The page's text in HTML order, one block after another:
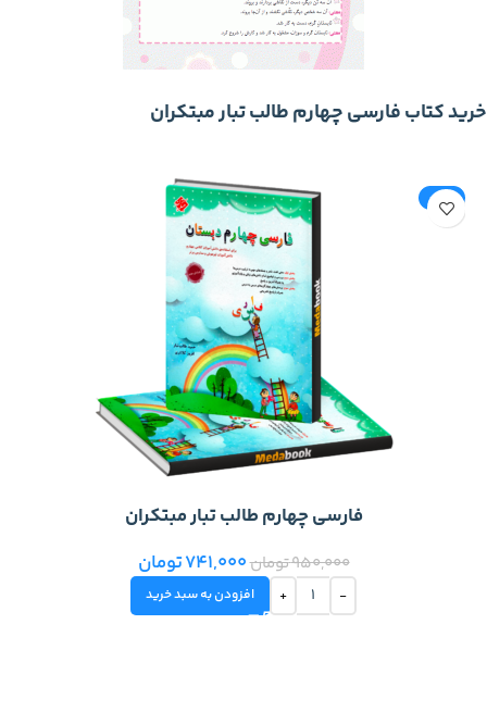
خرید کتاب فارسی چهارم طالب تبار مبتکران
-22%
فارسی چهارم طالب تبار مبتکران
950,000تومان741,000تومان
افزودن به سبد خرید